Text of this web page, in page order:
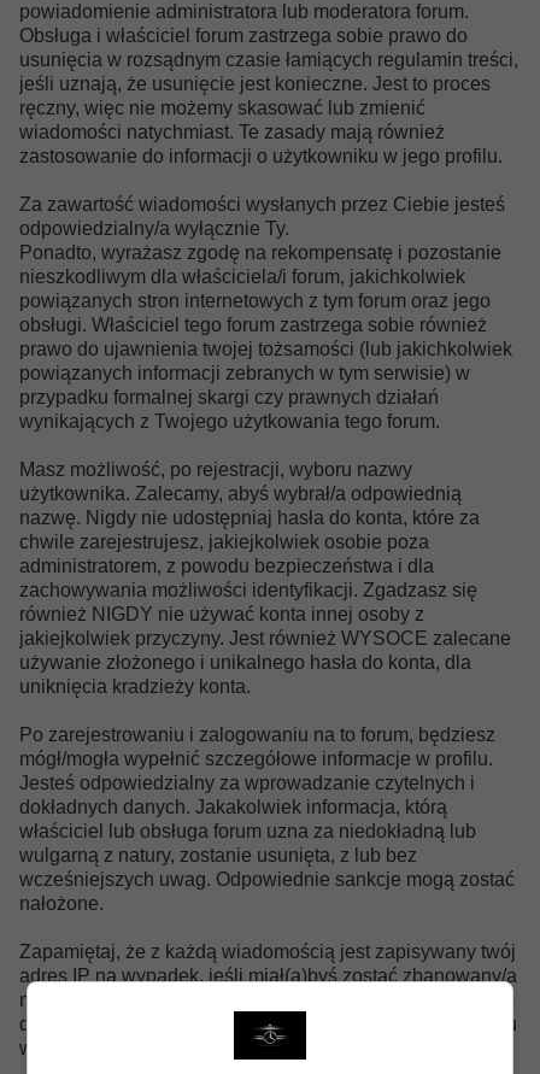
powiadomienie administratora lub moderatora forum.
Obsługa i właściciel forum zastrzega sobie prawo do
usunięcia w rozsądnym czasie łamiących regulamin treści,
jeśli uznają, że usunięcie jest konieczne. Jest to proces
ręczny, więc nie możemy skasować lub zmienić
wiadomości natychmiast. Te zasady mają również
zastosowanie do informacji o użytkowniku w jego profilu.
Za zawartość wiadomości wysłanych przez Ciebie jesteś
odpowiedzialny/a wyłącznie Ty.
Ponadto, wyrażasz zgodę na rekompensatę i pozostanie
nieszkodliwym dla właściciela/i forum, jakichkolwiek
powiązanych stron internetowych z tym forum oraz jego
obsługi. Właściciel tego forum zastrzega sobie również
prawo do ujawnienia twojej tożsamości (lub jakichkolwiek
powiązanych informacji zebranych w tym serwisie) w
przypadku formalnej skargi czy prawnych działań
wynikających z Twojego użytkowania tego forum.
Masz możliwość, po rejestracji, wyboru nazwy
użytkownika. Zalecamy, abyś wybrał/a odpowiednią
nazwę. Nigdy nie udostępniaj hasła do konta, które za
chwile zarejestrujesz, jakiejkolwiek osobie poza
administratorem, z powodu bezpieczeństwa i dla
zachowywania możliwości identyfikacji. Zgadzasz się
również NIGDY nie używać konta innej osoby z
jakiejkolwiek przyczyny. Jest również WYSOCE zalecane
używanie złożonego i unikalnego hasła do konta, dla
uniknięcia kradzieży konta.
Po zarejestrowaniu i zalogowaniu na to forum, będziesz
mógł/mogła wypełnić szczegółowe informacje w profilu.
Jesteś odpowiedzialny za wprowadzanie czytelnych i
dokładnych danych. Jakakolwiek informacja, którą
właściciel lub obsługa forum uzna za niedokładną lub
wulgarną z natury, zostanie usunięta, z lub bez
wcześniejszych uwag. Odpowiednie sankcje mogą zostać
nałożone.
Zapamiętaj, że z każdą wiadomością jest zapisywany twój
adres IP na wypadek, jeśli miał(a)byś zostać zbanowany/a
na tym forum lub zaszłaby potrzeba kontaktu z twoim
dostawcą Internetu. Może się to zdarzyć tylko w przypadku
większego naruszenia tej zgody.